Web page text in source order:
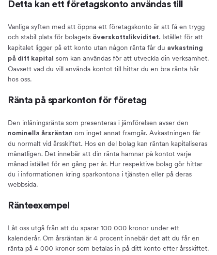
Detta kan ett företagskonto användas till
Vanliga syften med att öppna ett företagskonto är att få en trygg
och stabil plats för bolagets överskottslikviditet. Istället för att
kapitalet ligger på ett konto utan någon ränta får du avkastning
på ditt kapital
som kan användas för att utveckla din verksamhet.
Oavsett vad du vill använda kontot till hittar du en bra ränta här
hos oss.
Ränta på sparkonton för företag
Den inlåningsränta som presenteras i jämförelsen avser den
nominella årsräntan om inget annat framgår. Avkastningen får
du normalt vid årsskiftet. Hos en del bolag kan räntan kapitaliseras
månatligen. Det innebär att din ränta hamnar på kontot varje
månad istället för en gång per år. Hur respektive bolag gör hittar
du i informationen kring sparkontona i tjänsten eller på deras
webbsida.
Ränteexempel
Låt oss utgå från att du sparar 100 000 kronor under ett
kalenderår. Om årsräntan är 4 procent innebär det att du får en
ränta på 4 000 kronor som betalas in på ditt konto efter årsskiftet.